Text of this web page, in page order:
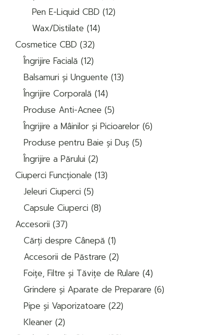
produse
Pen E-Liquid CBD 1212
produse
Wax/Distilate 1414
produse
Cosmetice CBD 3232
de
produse
Îngrijire Facială 1212
produse
Balsamuri și Unguente 1313
produse
Îngrijire Corporală 1414
produse
Produse Anti-Acnee 55
produse
Îngrijire a Mâinilor și Picioarelor 66
produse
Produse pentru Baie și Duș 55
produse
Îngrijire a Părului 22
produse
Ciuperci Funcționale 1313
produse
Jeleuri Ciuperci 55
produse
Capsule Ciuperci 88
produse
Accesorii 3737
de
produse
Cărți despre Cânepă 11
produs
Accesorii de Păstrare 22
produse
Foițe, Filtre și Tăvițe de Rulare 44
produse
Grindere și Aparate de Preparare 66
produse
Pipe și Vaporizatoare 2222
de
Kleaner 22
produse